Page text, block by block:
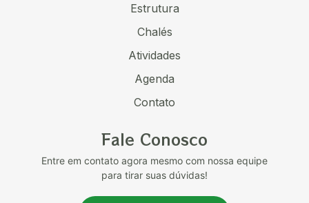
Estrutura
Chalés
Atividades
Agenda
Contato
Fale Conosco
Entre em contato agora mesmo com nossa equipe
para tirar suas dúvidas!